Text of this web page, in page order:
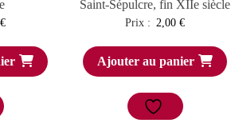
€
Saint-Sépulcre, fin XIIe siècle
Prix : 2,00€
Ajouter au panier